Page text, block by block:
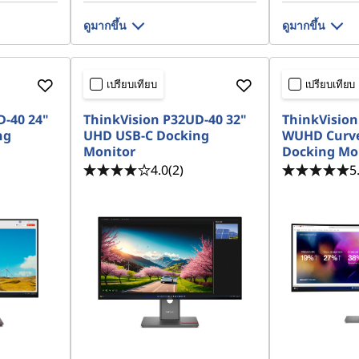
ดูมากขึ้น ดูมากขึ้น
40 24"
เปรียบเทียบ
ThinkVision P32UD-40 32"
UHD USB-C Docking
Monitor
4.0(2)
เปรียบเทียบ
ThinkVision
WUHD
Docking